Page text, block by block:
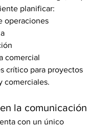
planificar:
operaciones
comercial
crítico para proyectos
comerciales.
la comunicación
con un único